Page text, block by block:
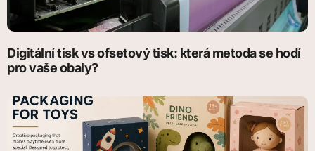
Digitální tisk vs ofsetový tisk: která metoda se hodí
pro vaše obaly?